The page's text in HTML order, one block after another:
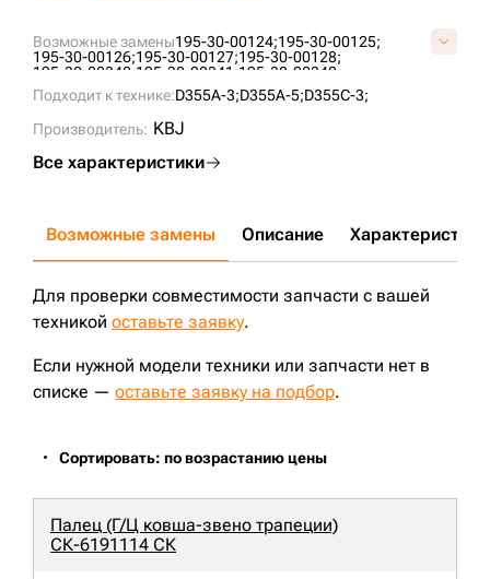
Возможные замены195-30-00124;195-30-00125;
195-30-00126;195-30-00127;195-30-00128;
195-30-00340;195-30-00341;195-30-00342;
195-30-00343;
195-30-00344; 195-30-00345;
195-30-00346;B4035000M00;KM344B;KM927;
Подходит к технике:D355A-3;D355A-5;D355C-3;
Производитель: KBJ
Все характеристики
Возможные замены Описание Характеристики
Для проверки совместимости запчасти с вашей
техникой оставьте заявку.
Если нужной модели техники или запчасти нет в
списке — оставьте заявку на подбор.
Сортировать: по возрастанию цены
Палец (Г/Ц ковша-звено трапеции)
СК-6191114 СК